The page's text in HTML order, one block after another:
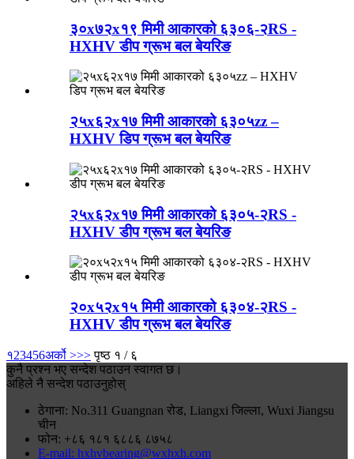
३०x७२x१९ मिमी आकारको ६३०६-२RS -
HXHV डीप ग्रूभ बल बेयरिङ
२५x६२x१७ मिमी आकारको ६३०५zz –
HXHV डिप ग्रूभ बल बेयरिङ
२५x६२x१७ मिमी आकारको ६३०५-२RS -
HXHV डीप ग्रूभ बल बेयरिङ
२०x५२x१५ मिमी आकारको ६३०४-२RS -
HXHV डीप ग्रूभ बल बेयरिङ
१23456अर्को >>> पृष्ठ १ / ६
कुनै प्रश्न भए सन्देश पठाउन स्वागत छ।
अहिले नै सन्देश पठाउनुहोस्
ठेगाना: No.311 Guangnan रोड, Liangxi जिल्ला, Wuxi Jiangsu
चीन
फोन: +८६ १८१ ६८८६ ८७५८
E-mail: hxhvbearing@wxhxh.com